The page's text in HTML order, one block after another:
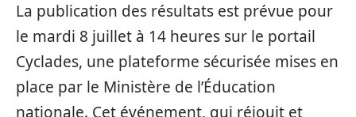
La publication des résultats est prévue pour
le mardi 8 juillet à 14 heures sur le portail
Cyclades, une plateforme sécurisée mises en
place par le Ministère de l’Éducation
nationale. Cet événement, qui réjouit et